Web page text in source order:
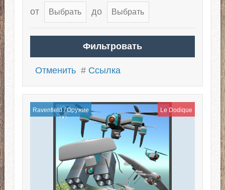
от
до
Отменить # Ссылка
Ravenfield/Оружие Le Dodique